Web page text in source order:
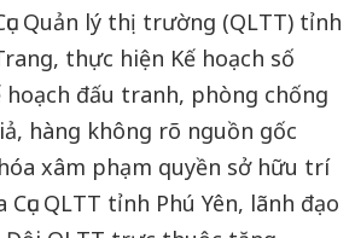
Quản lý thị trường (QLTT) tỉnh
thực hiện Kế hoạch số
hoạch đấu tranh, phòng chống
hàng không rõ nguồn gốc
xâm phạm quyền sở hữu trí
QLTT tỉnh Phú Yên, lãnh đạo